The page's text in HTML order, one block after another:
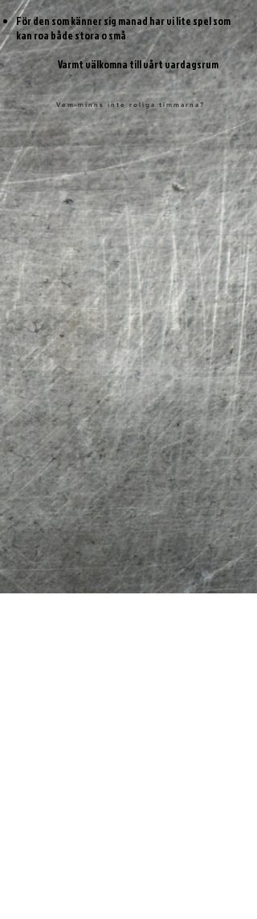
Vem minns inte roliga timmarna?
För den som känner sig manad har vi lite spel som
kan roa både stora o små​
Varmt välkomna till vårt vardagsrum